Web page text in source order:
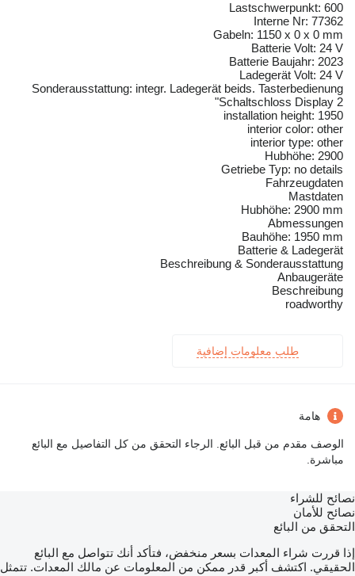
Lastschwerpunkt: 600
Interne Nr: 77362
Gabeln: 1150 x 0 x 0 mm
Batterie Volt: 24 V
Batterie Baujahr: 2023
Ladegerät Volt: 24 V
Sonderausstattung: integr. Ladegerät beids. Tasterbedienung
Schaltschloss Display 2"
installation height: 1950
interior color: other
interior type: other
Hubhöhe: 2900
Getriebe Typ: no details
Fahrzeugdaten
Mastdaten
Hubhöhe: 2900 mm
Abmessungen
Bauhöhe: 1950 mm
Batterie & Ladegerät
Beschreibung & Sonderausstattung
Anbaugeräte
Beschreibung
roadworthy
طلب معلومات إضافية
هامة
الوصف مقدم من قبل البائع. الرجاء التحقق من كل التفاصيل مع البائع
مباشرة.
نصائح للشراء
نصائح للأمان
التحقق من البائع
إذا قررت شراء المعدات بسعر منخفض، فتأكد أنك تتواصل مع البائع
الحقيقي. اكتشف أكبر قدر ممكن من المعلومات عن مالك المعدات. تتمثل